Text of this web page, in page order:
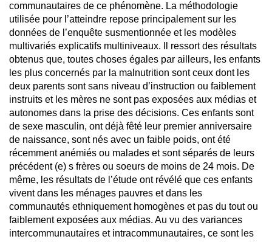
communautaires de ce phénomène. La méthodologie
utilisée pour l’atteindre repose principalement sur les
données de l’enquête susmentionnée et les modèles
multivariés explicatifs multiniveaux. Il ressort des résultats
obtenus que, toutes choses égales par ailleurs, les enfants
les plus concernés par la malnutrition sont ceux dont les
deux parents sont sans niveau d’instruction ou faiblement
instruits et les mères ne sont pas exposées aux médias et
autonomes dans la prise des décisions. Ces enfants sont
de sexe masculin, ont déjà fêté leur premier anniversaire
de naissance, sont nés avec un faible poids, ont été
récemment anémiés ou malades et sont séparés de leurs
précédent (e) s frères ou soeurs de moins de 24 mois. De
même, les résultats de l’étude ont révélé que ces enfants
vivent dans les ménages pauvres et dans les
communautés ethniquement homogènes et pas du tout ou
faiblement exposées aux médias. Au vu des variances
intercommunautaires et intracommunautaires, ce sont les